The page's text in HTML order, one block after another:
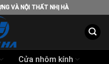
VÀ NỘI THẤT NHỊ HÀ
Cửa nhôm kính